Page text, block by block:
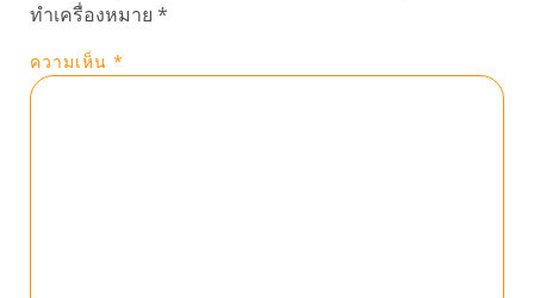
ทำเครื่องหมาย *
ความเห็น *